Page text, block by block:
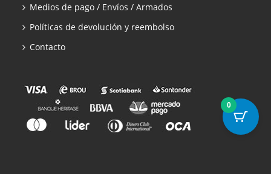
Medios de pago / Envíos / Armados
Políticas de devolución y reembolso
Contacto
0